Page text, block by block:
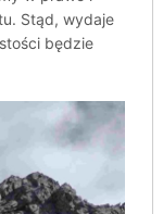
Stąd, wydaje
będzie